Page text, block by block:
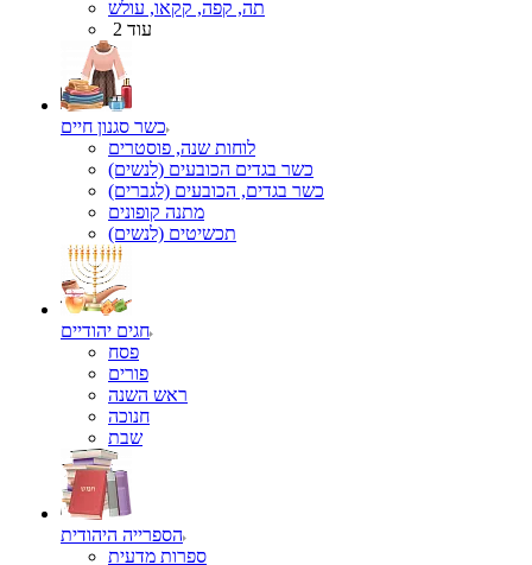
תה, קפה, קקאו, עולש
עוד 2
כשר סגנון חיים
לוחות שנה, פוסטרים
כשר בגדים הכובעים (לנשים)
כשר בגדים, הכובעים (לגברים)
מתנה קופונים
תכשיטים (לנשים)
חגים יהודיים
פסח
פורים
ראש השנה
חנוכה
שבת
הספרייה היהודית
ספרות מדעית